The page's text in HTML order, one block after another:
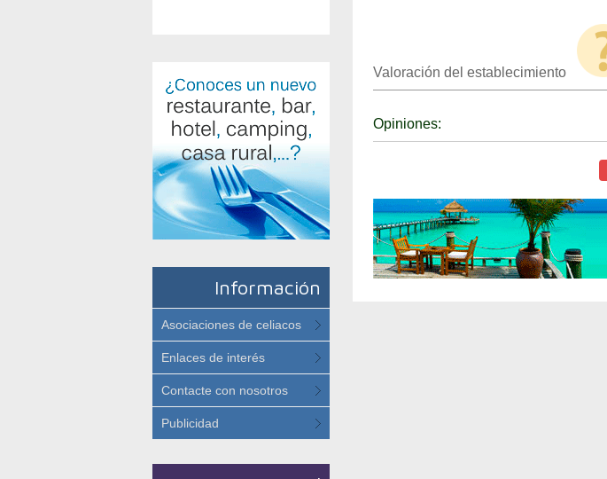
Información
Asociaciones de celiacos
Enlaces de interés
Contacte con nosotros
Publicidad
Valoración del establecimiento
Opiniones: